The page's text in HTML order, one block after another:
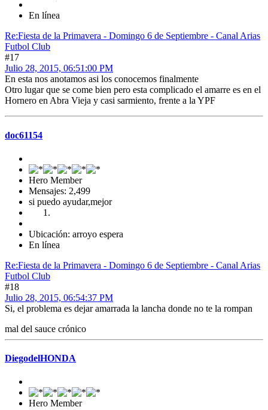
En línea
Re:Fiesta de la Primavera - Domingo 6 de Septiembre - Canal Arias
Futbol Club
#17
Julio 28, 2015, 06:51:00 PM
En esta nos anotamos asi los conocemos finalmente
Otro lugar que se come bien pero esta complicado el amarre es en el
Hornero en Abra Vieja y casi sarmiento, frente a la YPF
doc61154
Hero Member
Mensajes: 2,499
si puedo ayudar,mejor
Ubicación: arroyo espera
En línea
Re:Fiesta de la Primavera - Domingo 6 de Septiembre - Canal Arias
Futbol Club
#18
Julio 28, 2015, 06:54:37 PM
Si, el problema es dejar amarrada la lancha donde no te la rompan
mal del sauce crónico
DiegodelHONDA
Hero Member